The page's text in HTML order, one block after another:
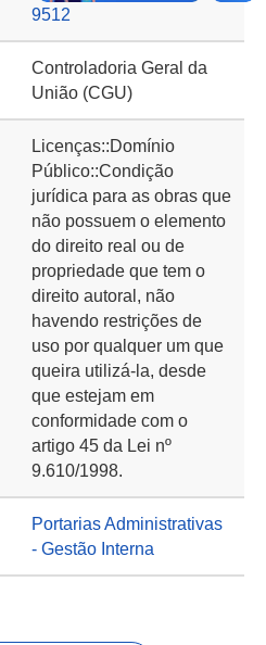
9512
Controladoria Geral da
União (CGU)
Licenças::Domínio
Público::Condição
jurídica para as obras que
não possuem o elemento
do direito real ou de
propriedade que tem o
direito autoral, não
havendo restrições de
uso por qualquer um que
queira utilizá-la, desde
que estejam em
conformidade com o
artigo 45 da Lei nº
9.610/1998.
Portarias Administrativas
- Gestão Interna